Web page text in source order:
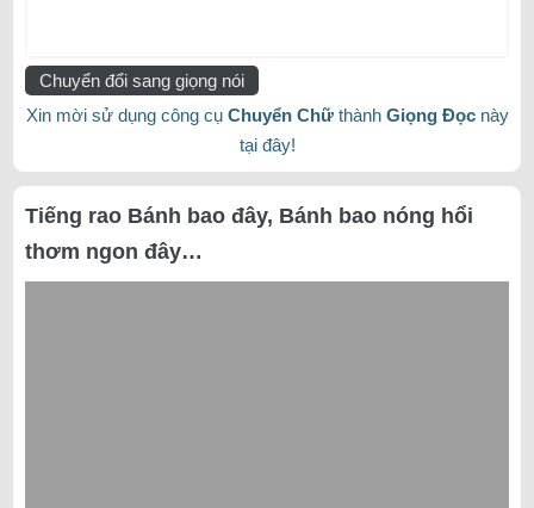
Chuyển đổi sang giọng nói
Xin mời sử dụng công cụ Chuyển Chữthành Giọng Đọcnày
tại đây!
Tiếng rao Bánh bao đây, Bánh bao nóng hổi
thơm ngon đây…